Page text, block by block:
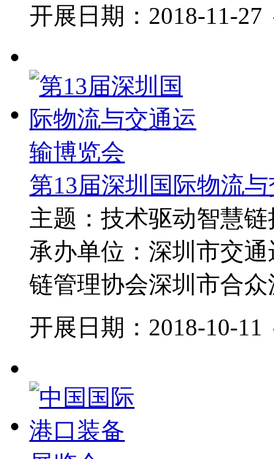
开展日期：2018-11-27
第13届深圳国际物流
主题：技术驱动智慧
承办单位：深圳市交
链管理协会深圳市合
开展日期：2018-10-11